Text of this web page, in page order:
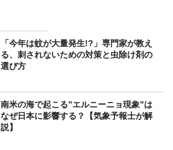
「今年は蚊が大量発生!?」専門家が教え
る、刺されないための対策と虫除け剤の
選び方
南米の海で起こる”エルニーニョ現象”は
なぜ日本に影響する？【気象予報士が解
説】